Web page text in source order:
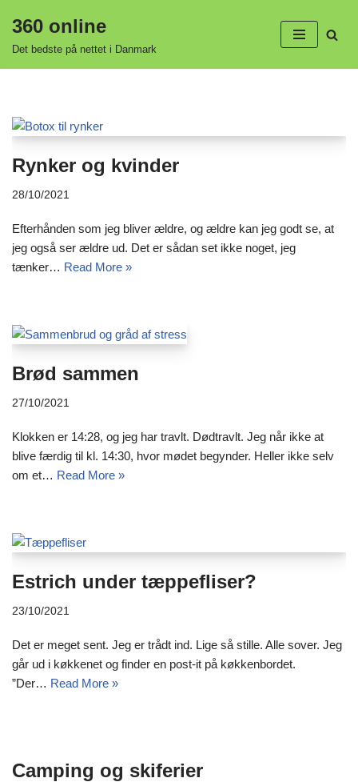
Spring
360 online
Det bedste på nettet i Danmark
Rynker og kvinder
28/10/2021
Efterhånden som jeg bliver ældre, og ældre kan jeg godt se, at
jeg også ser ældre ud. Det er sådan set ikke noget, jeg
tænker… Read More »
Brød sammen
27/10/2021
Klokken er 14:28, og jeg har travlt. Dødtravlt. Jeg når ikke at
blive færdig til kl. 14:30, hvor mødet begynder. Heller ikke selv
om et… Read More »
Estrich under tæppefliser?
23/10/2021
Det er meget sent. Jeg er trådt ind. Lige så stille. Alle sover. Jeg
går ud i køkkenet og finder en post-it på køkkenbordet.
”Der… Read More »
Camping og skiferier